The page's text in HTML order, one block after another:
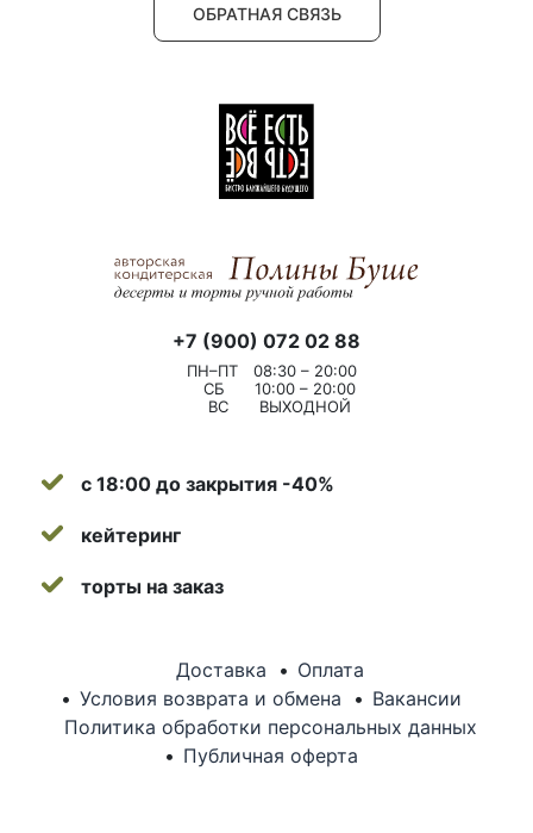
ОБРАТНАЯ СВЯЗЬ
+7 (900) 072 02 88
ПН–ПТ
08:30 – 20:00
СБ
10:00 – 20:00
ВС
ВЫХОДНОЙ
с 18:00 до закрытия -40%
кейтеринг
торты на заказ
Доставка
Оплата
Условия возврата и обмена
Вакансии
Политика обработки персональных данных
Публичная оферта